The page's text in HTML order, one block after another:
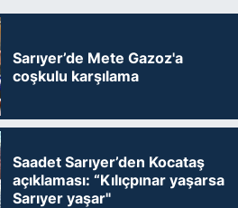
Sarıyer’de Mete Gazoz'a
coşkulu karşılama
Saadet Sarıyer’den Kocataş
açıklaması: “Kılıçpınar yaşarsa
Sarıyer yaşar"